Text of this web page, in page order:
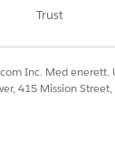
Trust
Inc. Med
415 Mission